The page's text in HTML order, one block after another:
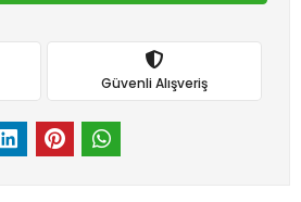
Güvenli Alışveriş